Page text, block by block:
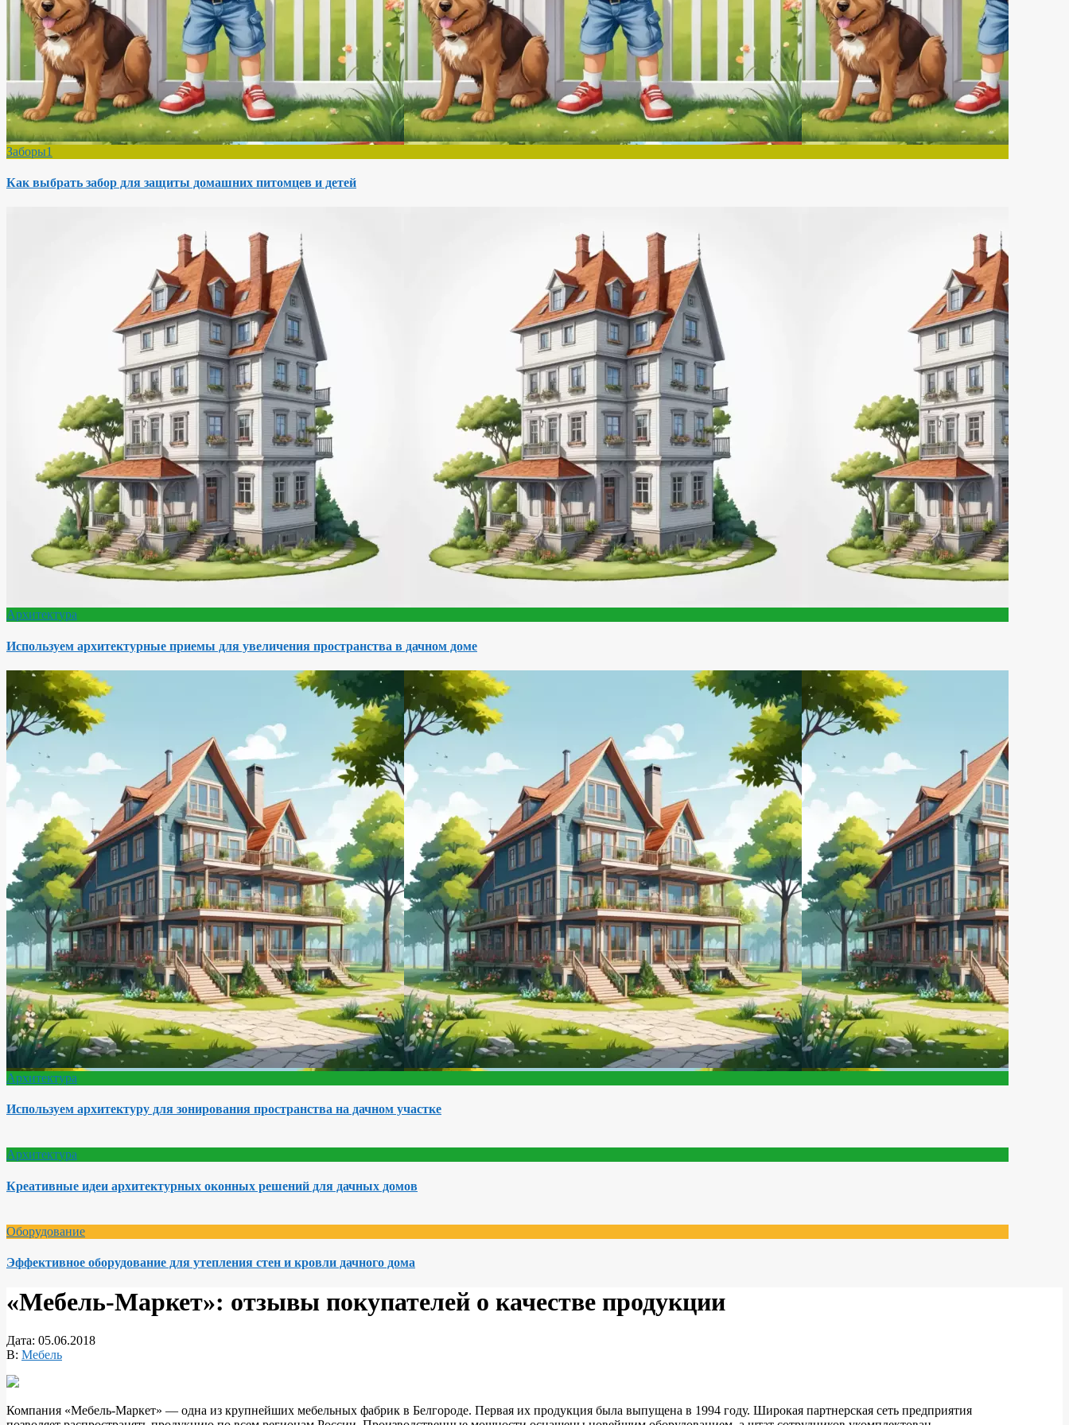
Заборы1
Как выбрать забор для защиты домашних питомцев и детей
Архитектура
Используем архитектурные приемы для увеличения пространства в дачном доме
Архитектура
Используем архитектуру для зонирования пространства на дачном участке
Архитектура
Креативные идеи архитектурных оконных решений для дачных домов
Оборудование
Эффективное оборудование для утепления стен и кровли дачного дома
«Мебель-Маркет»: отзывы покупателей о качестве продукции
Дата: 05.06.2018
В: Мебель
Компания «Мебель-Маркет» — одна из крупнейших мебельных фабрик в Белгороде. Первая их продукция была выпущена в 1994 году. Широкая партнерская сеть предприятия